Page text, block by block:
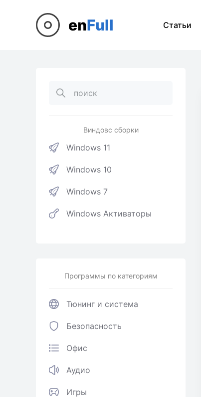
enFull Статьи
Виндовс сборки
Windows 11
Windows 10
Windows 7
Windows Активаторы
Программы по категориям
Тюнинг и система
Безопасность
Офис
Аудио
Игры